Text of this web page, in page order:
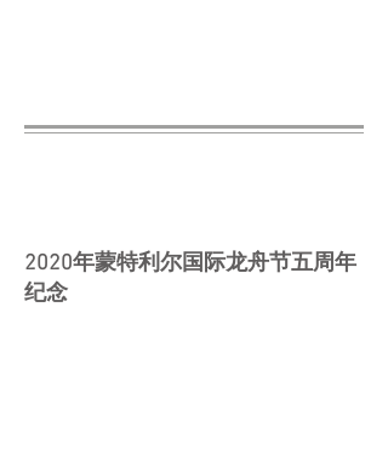
2020年蒙特利尔国际龙舟节五周年
纪念